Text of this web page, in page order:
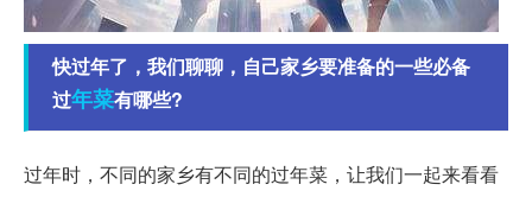
快过年了，我们聊聊，自己家乡要准备的一些必备
过年菜有哪些?
过年时，不同的家乡有不同的过年菜，让我们一起来看看